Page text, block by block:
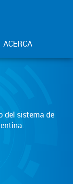
ACERCA
del sistema de